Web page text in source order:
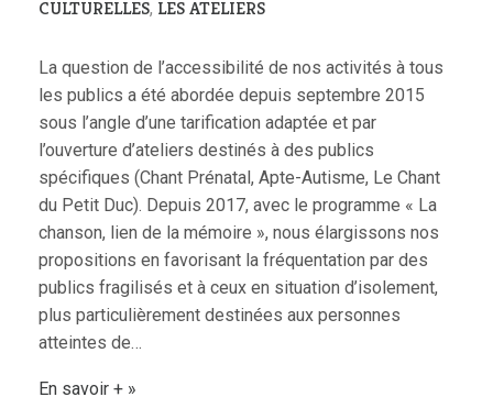
CULTURELLES, LES ATELIERS
La question de l’accessibilité de nos activités à tous
les publics a été abordée depuis septembre 2015
sous l’angle d’une tarification adaptée et par
l’ouverture d’ateliers destinés à des publics
spécifiques (Chant Prénatal, Apte-Autisme, Le Chant
du Petit Duc). Depuis 2017, avec le programme « La
chanson, lien de la mémoire », nous élargissons nos
propositions en favorisant la fréquentation par des
publics fragilisés et à ceux en situation d’isolement,
plus particulièrement destinées aux personnes
atteintes de…
En savoir +